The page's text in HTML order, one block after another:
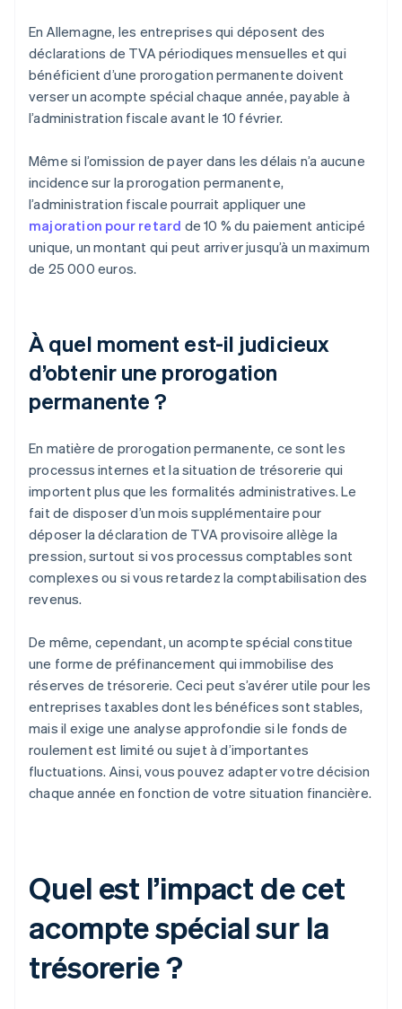
En Allemagne, les entreprises qui déposent des
déclarations de TVA périodiques mensuelles et qui
bénéficient d’une prorogation permanente doivent
verser un acompte spécial chaque année, payable à
l’administration fiscale avant le 10 février.
Même si l’omission de payer dans les délais n’a aucune
incidence sur la prorogation permanente,
l’administration fiscale pourrait appliquer une
majoration pour retard de 10 % du paiement anticipé
unique, un montant qui peut arriver jusqu’à un maximum
de 25 000 euros.
À quel moment est-il judicieux
d’obtenir une prorogation
permanente ?
En matière de prorogation permanente, ce sont les
processus internes et la situation de trésorerie qui
importent plus que les formalités administratives. Le
fait de disposer d’un mois supplémentaire pour
déposer la déclaration de TVA provisoire allège la
pression, surtout si vos processus comptables sont
complexes ou si vous retardez la comptabilisation des
revenus.
De même, cependant, un acompte spécial constitue
une forme de préfinancement qui immobilise des
réserves de trésorerie. Ceci peut s’avérer utile pour les
entreprises taxables dont les bénéfices sont stables,
mais il exige une analyse approfondie si le fonds de
roulement est limité ou sujet à d’importantes
fluctuations. Ainsi, vous pouvez adapter votre décision
chaque année en fonction de votre situation financière.
Quel est l’impact de cet
acompte spécial sur la
trésorerie ?